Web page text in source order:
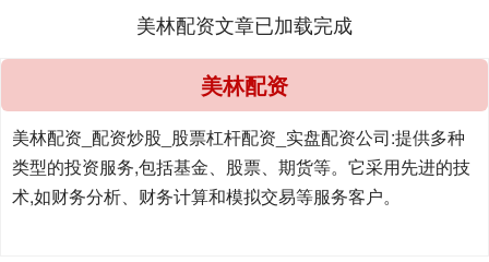
美林配资文章已加载完成
美林配资
美林配资_配资炒股_股票杠杆配资_实盘配资公司:提供多种
类型的投资服务,包括基金、股票、期货等。它采用先进的技
术,如财务分析、财务计算和模拟交易等服务客户。